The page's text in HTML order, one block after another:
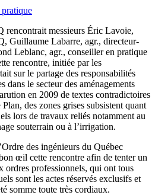
rencontrait messieurs Éric Lavoie,
Guillaume Labarre, agr., directeur-
Leblanc, agr., conseiller en pratique
rencontre, initiée par les
sur le partage des responsabilités
dans le secteur des aménagements
en 2009 de textes contradictoires
des zones grises subsistent quant
lors de travaux reliés notamment au
souterrain ou à l’irrigation.
des ingénieurs du Québec
œil cette rencontre afin de tenter un
ordres professionnels, qui ont tous
sont les actes réservés exclusifs et
somme toute très cordiaux.